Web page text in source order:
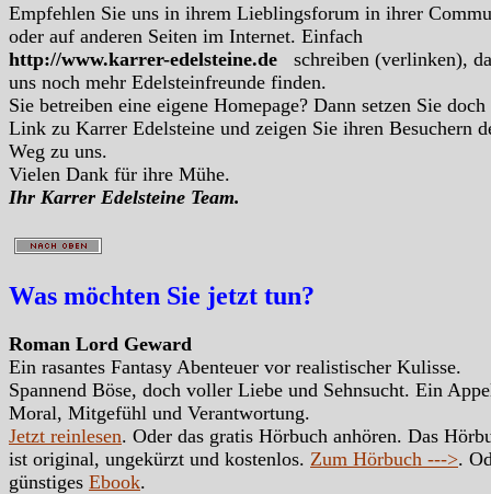
Empfehlen Sie uns in ihrem Lieblingsforum in ihrer
oder auf anderen Seiten im Internet. Einfach
http://www.karrer-edelsteine.de
schreiben (verlinken),
uns noch mehr Edelsteinfreunde finden.
Sie betreiben eine eigene Homepage? Dann setzen Sie doch
Link zu Karrer Edelsteine und zeigen Sie ihren Besuchern
Weg zu uns.
Vielen Dank für ihre Mühe.
Ihr Karrer Edelsteine Team.
Was möchten Sie jetzt tun?
Roman Lord Geward
Ein rasantes Fantasy Abenteuer vor realistischer Kulisse.
Spannend Böse, doch voller Liebe und Sehnsucht. Ein
Moral, Mitgefühl und Verantwortung.
Jetzt reinlesen. Oder das gratis Hörbuch anhören. Das
ist original, ungekürzt und kostenlos. Zum Hörbuch --->.
günstiges Ebook.